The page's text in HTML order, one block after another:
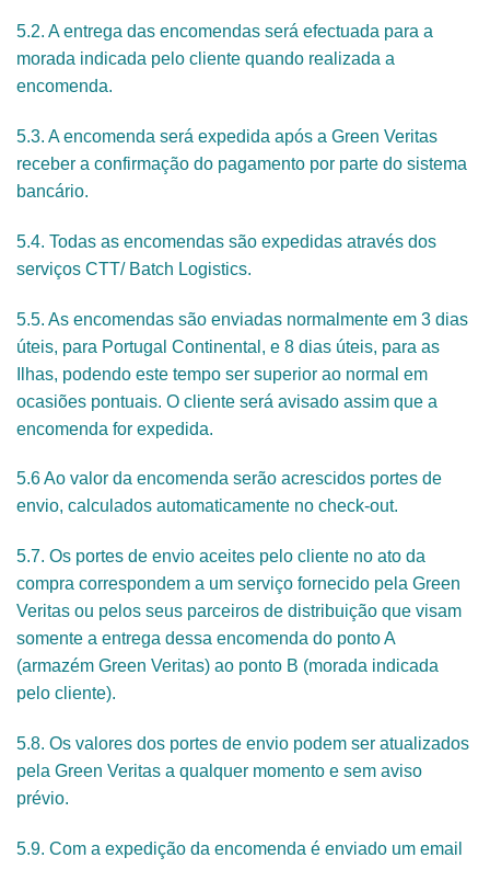
5.2. A entrega das encomendas será efectuada para a
morada indicada pelo cliente quando realizada a
encomenda.
5.3. A encomenda será expedida após a Green Veritas
receber a confirmação do pagamento por parte do sistema
bancário.
5.4. Todas as encomendas são expedidas através dos
serviços CTT/ Batch Logistics.
5.5. As encomendas são enviadas normalmente em 3 dias
úteis, para Portugal Continental, e 8 dias úteis, para as
Ilhas, podendo este tempo ser superior ao normal em
ocasiões pontuais. O cliente será avisado assim que a
encomenda for expedida.
5.6 Ao valor da encomenda serão acrescidos portes de
envio, calculados automaticamente no check-out.
5.7. Os portes de envio aceites pelo cliente no ato da
compra correspondem a um serviço fornecido pela Green
Veritas ou pelos seus parceiros de distribuição que visam
somente a entrega dessa encomenda do ponto A
(armazém Green Veritas) ao ponto B (morada indicada
pelo cliente).
5.8. Os valores dos portes de envio podem ser atualizados
pela Green Veritas a qualquer momento e sem aviso
prévio.
5.9. Com a expedição da encomenda é enviado um email